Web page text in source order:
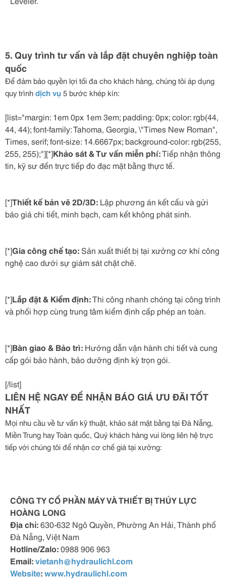
5. Quy trình tư vấn và lắp đặt chuyên nghiệp toàn
quốc
Để đảm bảo quyền lợi tối đa cho khách hàng, chúng tôi áp dụng
quy trìnhdịch vụ5 bước khép kín:
[list="margin: 1em 0px 1em 3em; padding: 0px; color: rgb(44,
44, 44); font-family: Tahoma, Georgia, \"Times New Roman",
Times, serif; font-size: 14.6667px; background-color: rgb(255,
255, 255);"][*]Khảo sát & Tư vấn miễn phí:Tiếp nhận thông
tin, kỹ sư đến trực tiếp đo đạc mặt bằng thực tế.
[*]Thiết kế bản vẽ 2D/3D: Lập phương án kết cấu và gửi
báo giá chi tiết, minh bạch, cam kết không phát sinh.
[*]Gia công chế tạo:Sản xuất thiết bị tại xưởng cơ khí công
nghệ cao dưới sự giám sát chặt chẽ.
[*]Lắp đặt & Kiểm định:Thi công nhanh chóng tại công trình
và phối hợp cùng trung tâm kiểm định cấp phép an toàn.
[*]Bàn giao & Bảo trì: Hướng dẫn vận hành chi tiết và cung
cấp gói bảo hành, bảo dưỡng định kỳ trọn gói.
[/list]
LIÊN HỆ NGAY ĐỂ NHẬN BÁO GIÁ ƯU ĐÃI TỐT
NHẤT
Mọi nhu cầu về tư vấn kỹ thuật, khảo sát mặt bằng tại Đà Nẵng,
Miền Trung hay Toàn quốc, Quý khách hàng vui lòng liên hệ trực
tiếp với chúng tôi để nhận cơ chế giá tại xưởng:
CÔNG TY CỔ PHẦN MÁY VÀ THIẾT BỊ THỦY LỰC
HOÀNG LONG
Địa chỉ:630-632 Ngô Quyền, Phường An Hải, Thành phố
Đà Nẵng, Việt Nam
Hotline/Zalo:0988 906 963
Email:vietanh@hydraulichl.com
Website:www.hydraulichl.com